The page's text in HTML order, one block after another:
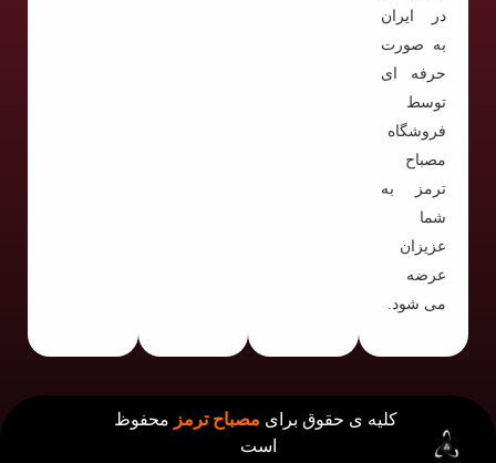
در ایران
به صورت
حرفه ای
توسط
فروشگاه
مصباح
ترمز به
شما
عزیزان
عرضه
می شود.
کلیه ی حقوق برای مصباح ترمز محفوظ
است